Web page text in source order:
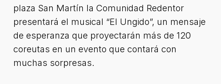
plaza San Martín la Comunidad Redentor
presentará el musical “El Ungido”, un mensaje
de esperanza que proyectarán más de 120
coreutas en un evento que contará con
muchas sorpresas.